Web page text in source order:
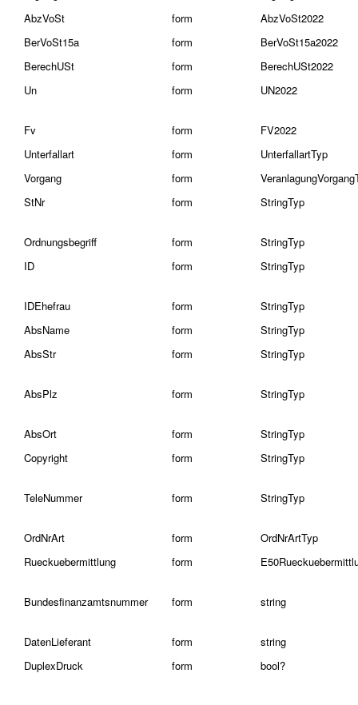
AbzVoSt
form
AbzVoSt2022
BerVoSt15a
form
BerVoSt15a2022
BerechUSt
form
BerechUSt2022
Un
form UN2022
Fv form
FV2022
Unterfallart
form
UnterfallartTyp
Vorgang
form
StNr
form StringTyp
Ordnungsbegriff form
StringTyp
ID
form StringTyp
IDEhefrau form
StringTyp
AbsName
form
StringTyp
AbsStr
form StringTyp
AbsPlz form StringTyp
AbsOrt form
StringTyp
Copyright
form StringTyp
TeleNummer form StringTyp
OrdNrArt form
OrdNrArtTyp
Rueckuebermittlung
form
Bundesfinanzamtsnummer form string
DatenLieferant form
string
DuplexDruck
form bool?